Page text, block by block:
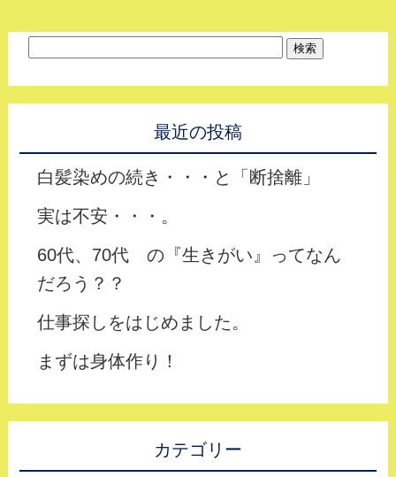
最近の投稿
白髪染めの続き・・・と「断捨離」
実は不安・・・。
60代、70代 の『生きがい』ってなん
だろう？？
仕事探しをはじめました。
まずは身体作り！
カテゴリー